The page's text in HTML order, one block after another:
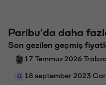
Paribu'da daha
Son gezilen geçmiş
17 Temmuz 2026
18 september 2023